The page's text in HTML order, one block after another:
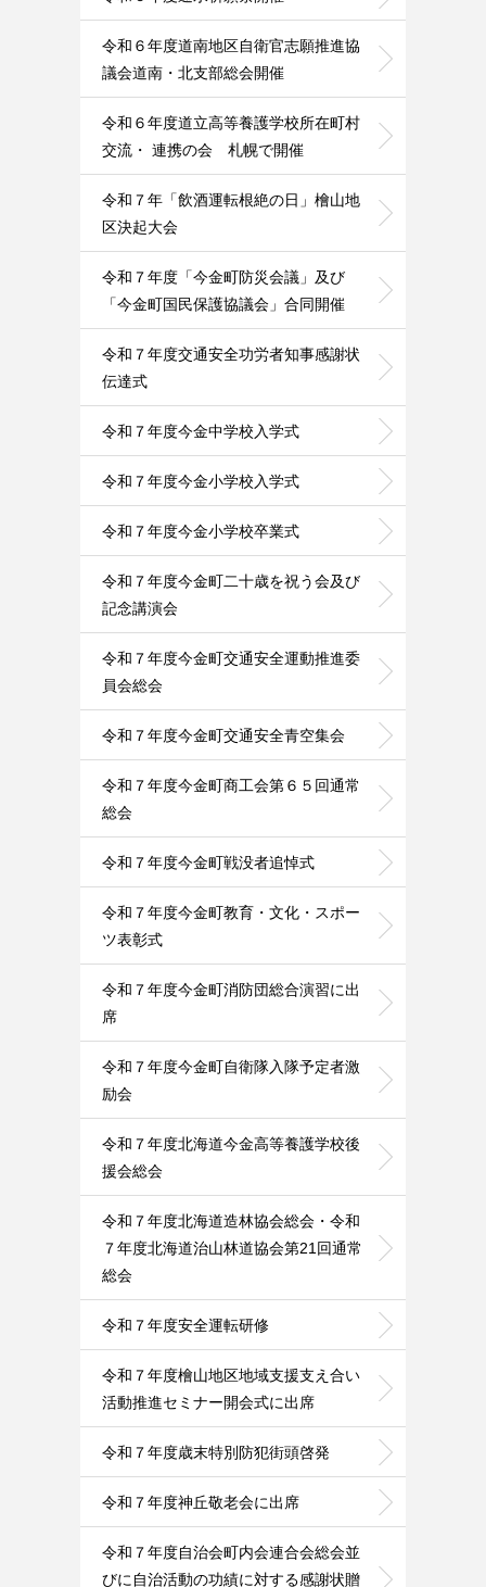
令和６年度道南地区自衛官志願推進協
議会道南・北支部総会開催
令和６年度道立高等養護学校所在町村
交流・ 連携の会 札幌で開催
令和７年「飲酒運転根絶の日」檜山地
区決起大会
令和７年度「今金町防災会議」及び
「今金町国民保護協議会」合同開催
令和７年度交通安全功労者知事感謝状
伝達式
令和７年度今金中学校入学式
令和７年度今金小学校入学式
令和７年度今金小学校卒業式
令和７年度今金町二十歳を祝う会及び
記念講演会
令和７年度今金町交通安全運動推進委
員会総会
令和７年度今金町交通安全青空集会
令和７年度今金町商工会第６５回通常
総会
令和７年度今金町戦没者追悼式
令和７年度今金町教育・文化・スポー
ツ表彰式
令和７年度今金町消防団総合演習に出
席
令和７年度今金町自衛隊入隊予定者激
励会
令和７年度北海道今金高等養護学校後
援会総会
令和７年度北海道造林協会総会・令和
７年度北海道治山林道協会第21回通常
総会
令和７年度安全運転研修
令和７年度檜山地区地域支援支え合い
活動推進セミナー開会式に出席
令和７年度歳末特別防犯街頭啓発
令和７年度神丘敬老会に出席
令和７年度自治会町内会連合会総会並
びに自治活動の功績に対する感謝状贈